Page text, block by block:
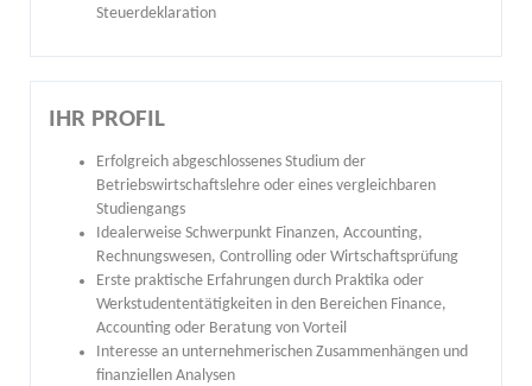
Steuerdeklaration
IHR PROFIL
Erfolgreich abgeschlossenes Studium der
Betriebswirtschaftslehre oder eines vergleichbaren
Studiengangs
Idealerweise Schwerpunkt Finanzen, Accounting,
Rechnungswesen, Controlling oder Wirtschaftsprüfung
Erste praktische Erfahrungen durch Praktika oder
Werkstudententätigkeiten in den Bereichen Finance,
Accounting oder Beratung von Vorteil
Interesse an unternehmerischen Zusammenhängen und
finanziellen Analysen